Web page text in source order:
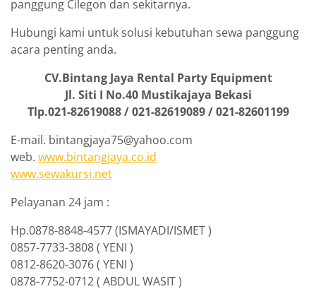
panggung Cilegon dan sekitarnya.
Hubungi kami untuk solusi kebutuhan sewa panggung
acara penting anda.
CV.Bintang Jaya Rental Party Equipment
Jl. Siti I No.40 Mustikajaya Bekasi
Tlp.021-82619088 / 021-82619089 / 021-82601199
E-mail. bintangjaya75@yahoo.com
web. www.bintangjaya.co.id
www.sewakursi.net
Pelayanan 24 jam :
Hp.0878-8848-4577 (ISMAYADI/ISMET )
0857-7733-3808 ( YENI )
0812-8620-3076 ( YENI )
0878-7752-0712 ( ABDUL WASIT )